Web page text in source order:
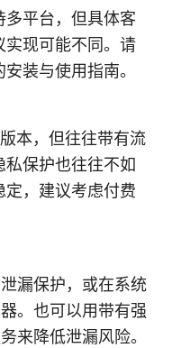
多平台，但具体客
实现可能不同。请
装与使用指南。
本，但往往带有流
私保护也往往不如
，建议考虑付费
漏保护，或在系统
。也可以用带有强
来降低泄漏风险。